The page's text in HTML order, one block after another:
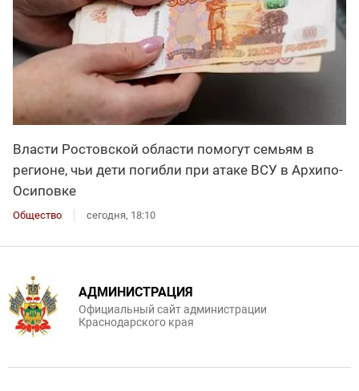
Власти Ростовской области помогут семьям в
регионе, чьи дети погибли при атаке ВСУ в Архипо-
Осиповке
Общество сегодня, 18:10
АДМИНИСТРАЦИЯ
Официальный сайт администрации
Краснодарского края